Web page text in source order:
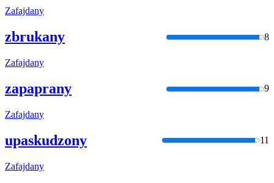
Zafajdany
zbrukany 8
Zafajdany
zapaprany 9
Zafajdany
upaskudzony 11
Zafajdany